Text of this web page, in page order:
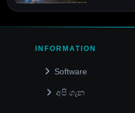
INFORMATION
Software
අපි ගැන